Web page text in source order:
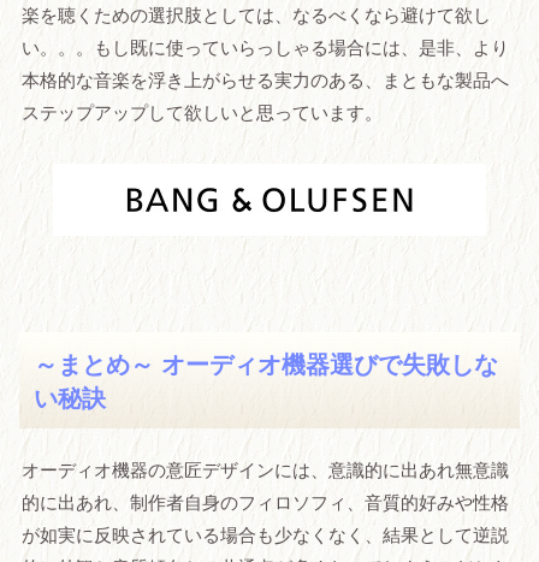
楽を聴くための選択肢としては、なるべくなら避けて欲し
い。。。もし既に使っていらっしゃる場合には、是非、より
本格的な音楽を浮き上がらせる実力のある、まともな製品へ
ステップアップして欲しいと思っています。
～まとめ～ オーディオ機器選びで失敗しな
い秘訣
オーディオ機器の意匠デザインには、意識的に出あれ無意識
的に出あれ、制作者自身のフィロソフィ、音質的好みや性格
が如実に反映されている場合も少なくなく、結果として逆説